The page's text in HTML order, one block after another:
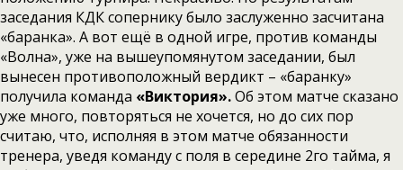
заседания КДК сопернику было заслуженно засчитана
«баранка». А вот ещё в одной игре, против команды
«Волна», уже на вышеупомянутом заседании, был
вынесен противоположный вердикт – «баранку»
получила команда «Виктория».Об этом матче сказано
уже много, повторяться не хочется, но до сих пор
считаю, что, исполняя в этом матче обязанности
тренера, уведя команду с поля в середине 2го тайма, я